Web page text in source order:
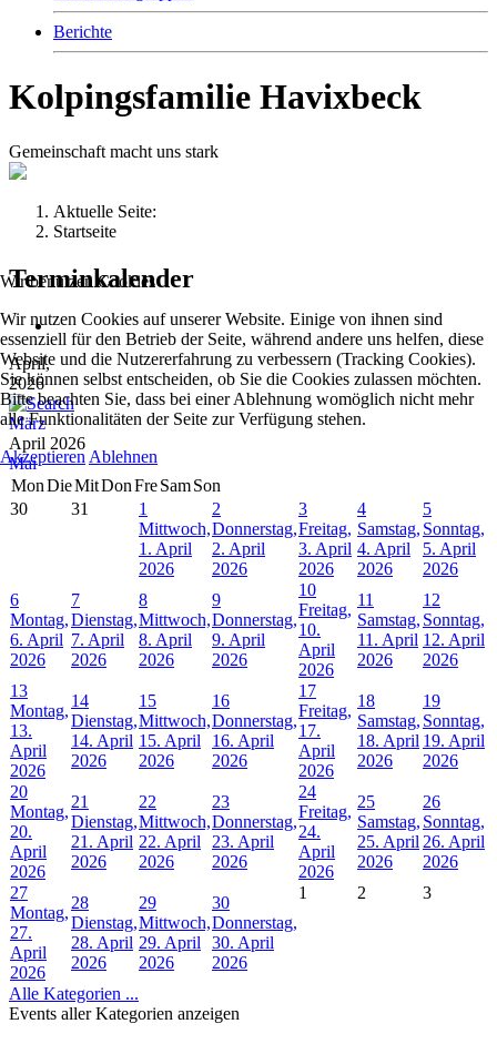
Berichte
Kolpingsfamilie Havixbeck
Gemeinschaft macht uns stark
Aktuelle Seite:
Startseite
Terminkalender
April,
2026
März
April 2026
Mai
MonDieMitDonFreSamSon
30
31
1
Mittwoch,
1. April
2026
2
Donnerstag,
2. April
2026
3
Freitag,
3. April
2026
4
Samstag,
4. April
2026
5
Sonntag,
5. April
2026
6
Montag,
6. April
2026
7
Dienstag,
7. April
2026
8
Mittwoch,
8. April
2026
9
Donnerstag,
9. April
2026
10
Freitag,
10.
April
2026
11
Samstag,
11. April
2026
12
Sonntag,
12. April
2026
13
Montag,
13.
April
2026
14
Dienstag,
14. April
2026
15
Mittwoch,
15. April
2026
16
Donnerstag,
16. April
2026
17
Freitag,
17.
April
2026
18
Samstag,
18. April
2026
19
Sonntag,
19. April
2026
20
Montag,
20.
April
2026
21
Dienstag,
21. April
2026
22
Mittwoch,
22. April
2026
23
Donnerstag,
23. April
2026
24
Freitag,
24.
April
2026
25
Samstag,
25. April
2026
26
Sonntag,
26. April
2026
27
Montag,
27.
April
2026
28
Dienstag,
28. April
2026
29
Mittwoch,
29. April
2026
30
Donnerstag,
30. April
2026
1 2 3
Alle Kategorien ...
Events aller Kategorien anzeigen
Wir benutzen Cookies
Wir nutzen Cookies auf unserer Website. Einige von ihnen sind
essenziell für den Betrieb der Seite, während andere uns helfen, diese
Website und die Nutzererfahrung zu verbessern (Tracking Cookies).
Sie können selbst entscheiden, ob Sie die Cookies zulassen möchten.
Bitte beachten Sie, dass bei einer Ablehnung womöglich nicht mehr
alle Funktionalitäten der Seite zur Verfügung stehen.
Akzeptieren Ablehnen